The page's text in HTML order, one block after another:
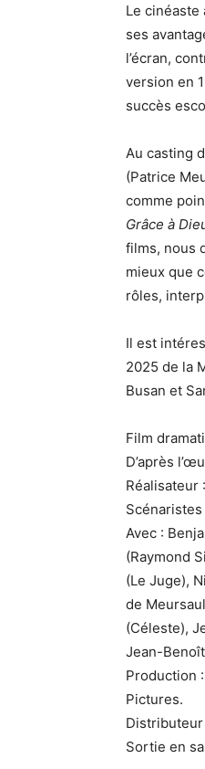
Le cinéaste
ses
l’écran,
version en
succès
Au casting
(Patrice
comme
Grâce à
films, nous
mieux que
rôles,
Il est
2025 de la
Busan et
Film
D’après
Réalisateur
Avec :
(Raymond
(Le Juge),
de
(Céleste),
Jean-
Production
Pictures.
Sortie en